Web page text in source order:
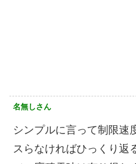
名無しさん
シンプルに言って制限速
スらなければひっくり返